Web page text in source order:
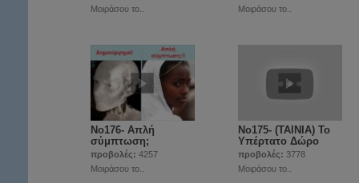
Μοιράσου το..
Μοιράσου το..
No176- Απλή
σύμπτωση;
προβολές: 4257
Μοιράσου το..
No175- (ΤΑΙΝΙΑ) Το
Υπέρτατο Δώρο
προβολές: 3778
Μοιράσου το..